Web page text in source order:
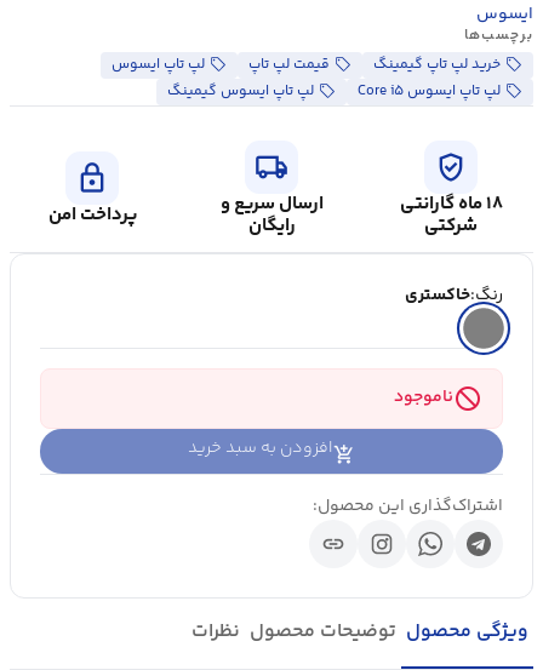
ایسوس
برچسب‌ها
خرید لپ تاپ گیمینگ
قیمت لپ تاپ
لپ تاپ ایسوس
لپ تاپ ایسوس Core i۵
لپ تاپ ایسوس گیمینگ
verified_user
۱۸ ماه گارانتی
شرکتی
local_shipping
ارسال سریع و
رایگان
lock
پرداخت امن
رنگ:خاکستری
blockناموجود
افزودن به سبد خرید
اشتراک‌گذاری این محصول:
link
ویژگی محصول توضیحات محصول نظرات